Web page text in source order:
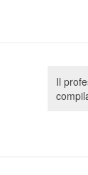
Il